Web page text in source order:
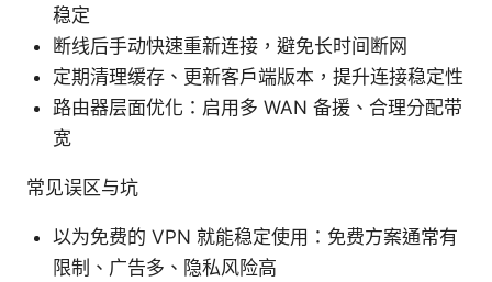
稳定
断线后手动快速重新连接，避免长时间断网
定期清理缓存、更新客户端版本，提升连接稳定性
路由器层面优化：启用多 WAN 备援、合理分配带
宽
常见误区与坑
以为免费的 VPN 就能稳定使用：免费方案通常有
限制、广告多、隐私风险高